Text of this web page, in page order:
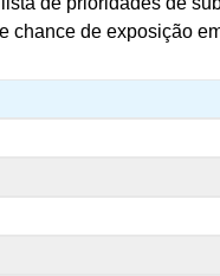
de exposição